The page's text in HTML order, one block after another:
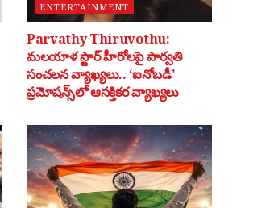
ENTERTAINMENT
Parvathy Thiruvothu:
మలయాళ స్టార్ హీరోలపై పార్వతి
సంచలన వ్యాఖ్యలు.. ‘ఐనోబడీ’
ప్రమోషన్స్‌లో ఆసక్తికర వ్యాఖ్యలు